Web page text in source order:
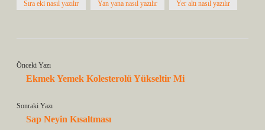
Sıra eki nasıl yazılır Yan yana nasıl yazılır Yer altı nasıl yazılır
Önceki Yazı
Ekmek Yemek Kolesterolü Yükseltir Mi
Sonraki Yazı
Sap Neyin Kısaltması